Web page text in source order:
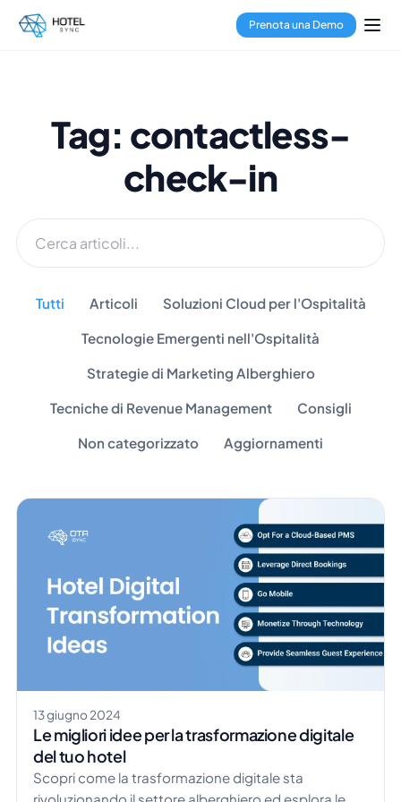
Prenota una Demo
Tag: contactless-
check-in
Tutti Articoli Soluzioni Cloud per l'Ospitalità
Tecnologie Emergenti nell'Ospitalità
Strategie di Marketing Alberghiero
Tecniche di Revenue Management Consigli
Non categorizzato Aggiornamenti
13 giugno 2024
Le migliori idee per la trasformazione digitale
del tuo hotel
Scopri come la trasformazione digitale sta